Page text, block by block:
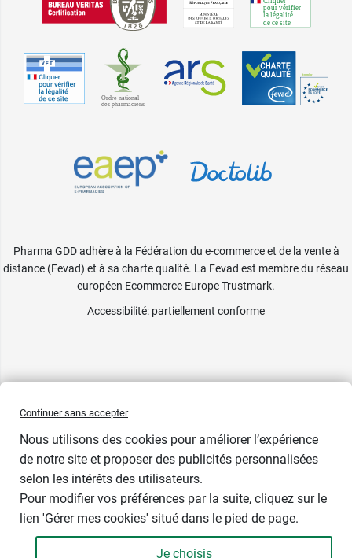
Pharma GDD adhère à la Fédération du e-commerce et de la vente à
distance (Fevad) et à sa charte qualité. La Fevad est membre du réseau
européen Ecommerce Europe Trustmark.
Accessibilité: partiellement conforme
Continuer sans accepter
Nous utilisons des cookies pour améliorer l’expérience
de notre site et proposer des publicités personnalisées
selon les intérêts des utilisateurs.
Pour modifier vos préférences par la suite, cliquez sur le
lien 'Gérer mes cookies' situé dans le pied de page.
Je choisis